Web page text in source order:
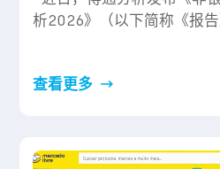
析2026》（以下简称《报
查看更多